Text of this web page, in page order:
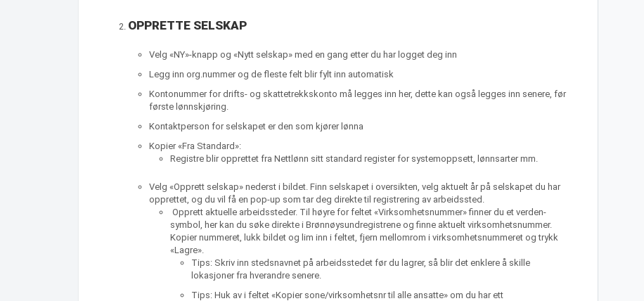
OPPRETTE SELSKAP
Velg «NY»-knapp og «Nytt selskap» med en gang etter du har logget deg inn
Legg inn org.nummer og de fleste felt blir fylt inn automatisk
Kontonummer for drifts- og skattetrekkskonto må legges inn her, dette kan også legges inn senere, før
første lønnskjøring.
Kontaktperson for selskapet er den som kjører lønna
Kopier «Fra Standard»:
Registre blir opprettet fra Nettlønn sitt standard register for systemoppsett, lønnsarter mm.
Velg «Opprett selskap» nederst i bildet. Finn selskapet i oversikten, velg aktuelt år på selskapet du har
opprettet, og du vil få en pop-up som tar deg direkte til registrering av arbeidssted.
Opprett aktuelle arbeidssteder. Til høyre for feltet «Virksomhetsnummer» finner du et verden-
symbol, her kan du søke direkte i Brønnøysundregistrene og finne aktuelt virksomhetsnummer.
Kopier nummeret, lukk bildet og lim inn i feltet, fjern mellomrom i virksomhetsnummeret og trykk
«Lagre».
Tips: Skriv inn stedsnavnet på arbeidsstedet før du lagrer, så blir det enklere å skille
lokasjoner fra hverandre senere.
Tips: Huk av i feltet «Kopier sone/virksomhetsnr til alle ansatte» om du har ett